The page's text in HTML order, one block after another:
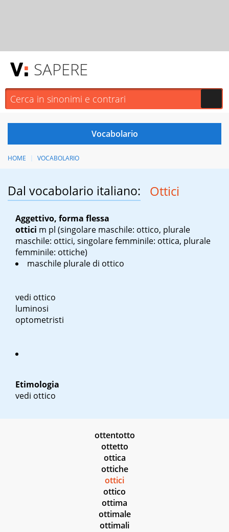
SAPERE
HOME VOCABOLARIO
Dal vocabolario italiano: Ottici
Aggettivo, forma flessa
ottici m pl (singolare maschile: ottico, plurale
maschile: ottici, singolare femminile: ottica, plurale
femminile: ottiche)
maschile plurale di ottico
vedi ottico
luminosi
optometristi
Etimologia
vedi ottico
ottentotto
ottetto
ottica
ottiche
ottici
ottico
ottima
ottimale
ottimali